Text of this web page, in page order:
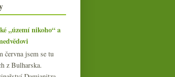
„území nikoho“ a
června jsem se tu
z Bulharska.